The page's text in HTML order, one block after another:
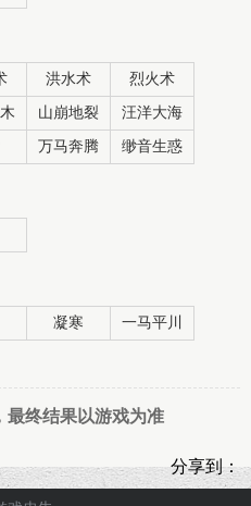
洪水术 烈火术
山崩地裂 汪洋大海
万马奔腾 缈音生惑
凝寒 一马平川
最终结果以游戏为准
分享到：